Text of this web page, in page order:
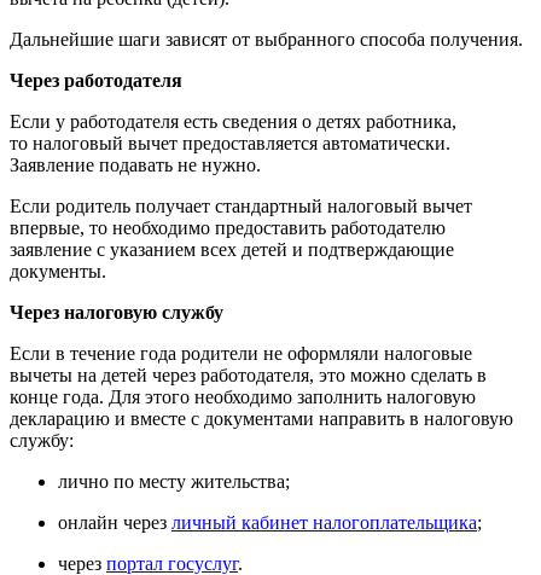
Дальнейшие шаги зависят от выбранного способа получения.
Через работодателя
Если у работодателя есть сведения о детях работника,
то налоговый вычет предоставляется автоматически.
Заявление подавать не нужно.
Если родитель получает стандартный налоговый вычет
впервые, то необходимо предоставить работодателю
заявление с указанием всех детей и подтверждающие
документы.
Через налоговую службу
Если в течение года родители не оформляли налоговые
вычеты на детей через работодателя, это можно сделать в
конце года. Для этого необходимо заполнить налоговую
декларацию и вместе с документами направить в налоговую
службу:
лично по месту жительства;
онлайн через личный кабинет налогоплательщика;
через портал госуслуг.